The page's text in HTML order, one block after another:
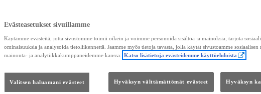
Malli
Malli
Hinta
Kokonaishinta
Evästeasetukset sivuillamme
Käytämme evästeitä, jotta sivustomme toimii oikein ja voimme personoida sisältöä ja mainoksia, tarjota
ominaisuuksia ja analysoida tietoliikennettä. Jaamme myös tietoja tavasta, jolla käytät sivustoamme sosiaalisen
mainonta- ja analytiikkakumppaneidemme kanssa.
Katso lisätietoja evästeidemme käyttöehdoista
Valitsen haluamani evästeet Hyväksyn välttämättömät evästeet Hyväksyn